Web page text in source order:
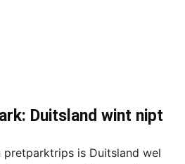
Duitsland wint nipt
pretparktrips is Duitsland wel